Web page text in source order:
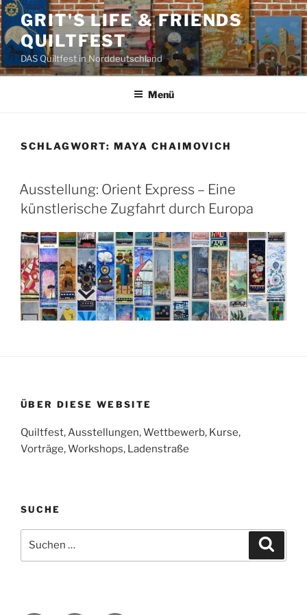
Zum
Inhalt
springen
GRIT'S LIFE & FRIENDS
QUILTFEST
DAS Quiltfest in Norddeutschland
Menü
SCHLAGWORT: MAYA CHAIMOVICH
Ausstellung: Orient Express – Eine
künstlerische Zugfahrt durch Europa
ÜBER DIESE WEBSITE
Quiltfest, Ausstellungen, Wettbewerb, Kurse,
Vorträge, Workshops, Ladenstraße
SUCHE
nach: